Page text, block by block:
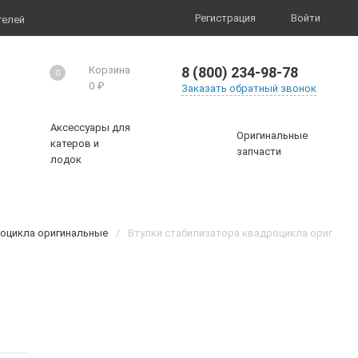
Регистрация Войти
0
Корзина
0 ₽
8 (800) 234-98-78
Заказать обратный звонок
Аксессуары для
катеров и
лодок
Оригинальные
запчасти
оригинальные / Втулки стабилизатора квадроцикла